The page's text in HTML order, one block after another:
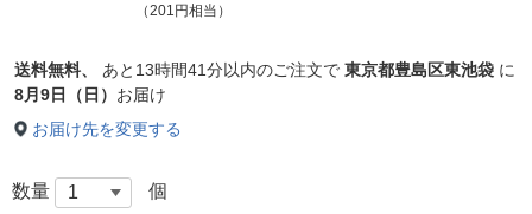
（201円相当）
送料無料、 あと 13時間41分以内のご注文で 東京都豊島区東池袋 に
8月9日（日） お届け
お届け先を変更する
数量 個